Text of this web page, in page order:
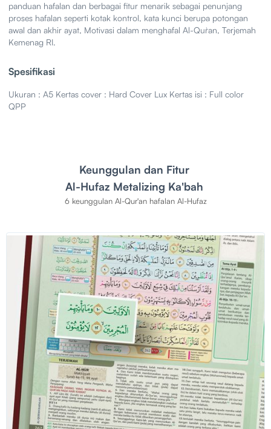
panduan hafalan dan berbagai fitur menarik sebagai penunjang
proses hafalan seperti kotak kontrol, kata kunci berupa potongan
awal dan akhir ayat, Motivasi dalam menghafal Al-Qur`an, Terjemah
Kemenag RI.
Spesifikasi
Ukuran : A5 Kertas cover : Hard Cover Lux Kertas isi : Full color
QPP
Keunggulan dan Fitur
Al-Hufaz Metalizing Ka'bah
6 keunggulan Al-Qur'an hafalan Al-Hufaz